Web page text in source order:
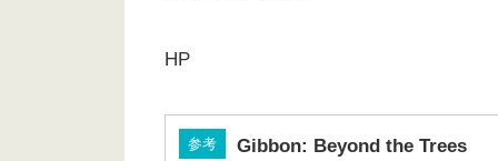
HP
参考 Gibbon: Beyond the Trees